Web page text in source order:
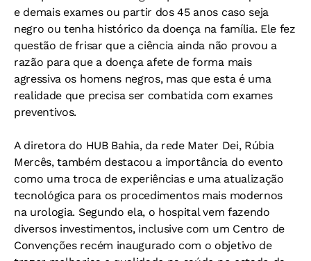
e demais exames ou partir dos 45 anos caso seja
negro ou tenha histórico da doença na família. Ele fez
questão de frisar que a ciência ainda não provou a
razão para que a doença afete de forma mais
agressiva os homens negros, mas que esta é uma
realidade que precisa ser combatida com exames
preventivos.
A diretora do HUB Bahia, da rede Mater Dei, Rúbia
Mercês, também destacou a importância do evento
como uma troca de experiências e uma atualização
tecnológica para os procedimentos mais modernos
na urologia. Segundo ela, o hospital vem fazendo
diversos investimentos, inclusive com um Centro de
Convenções recém inaugurado com o objetivo de